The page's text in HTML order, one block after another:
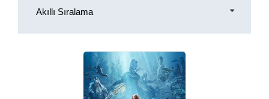
Akıllı Sıralama